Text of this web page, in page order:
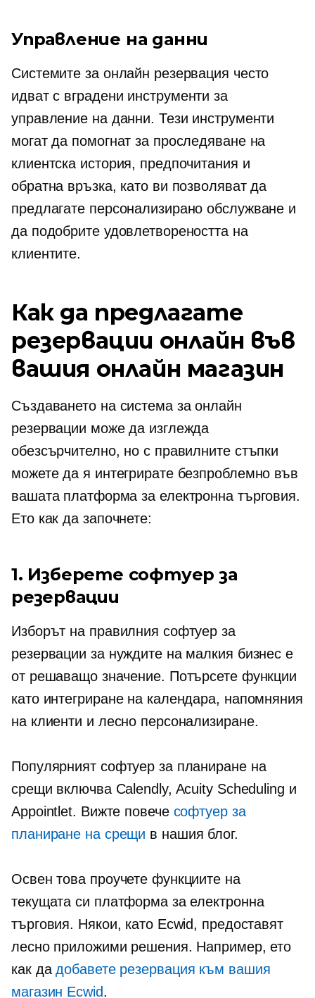
Управление на данни
Системите за онлайн резервация често
идват с вградени инструменти за
управление на данни. Тези инструменти
могат да помогнат за проследяване на
клиентска история, предпочитания и
обратна връзка, като ви позволяват да
предлагате персонализирано обслужване и
да подобрите удовлетвореността на
клиентите.
Как да предлагате
резервации онлайн във
вашия онлайн магазин
Създаването на система за онлайн
резервации може да изглежда
обезсърчително, но с правилните стъпки
можете да я интегрирате безпроблемно във
вашата платформа за електронна търговия.
Ето как да започнете:
1. Изберете софтуер за
резервации
Изборът на правилния софтуер за
резервации за нуждите на малкия бизнес е
от решаващо значение. Потърсете функции
като интегриране на календара, напомняния
на клиенти и лесно персонализиране.
Популярният софтуер за планиране на
срещи включва Calendly, Acuity Scheduling и
Appointlet. Вижте повече софтуер за
планиране на срещи в нашия блог.
Освен това проучете функциите на
текущата си платформа за електронна
търговия. Някои, като Ecwid, предоставят
лесно приложими решения. Например, ето
как дадобавете резервация към вашия
магазин Ecwid.